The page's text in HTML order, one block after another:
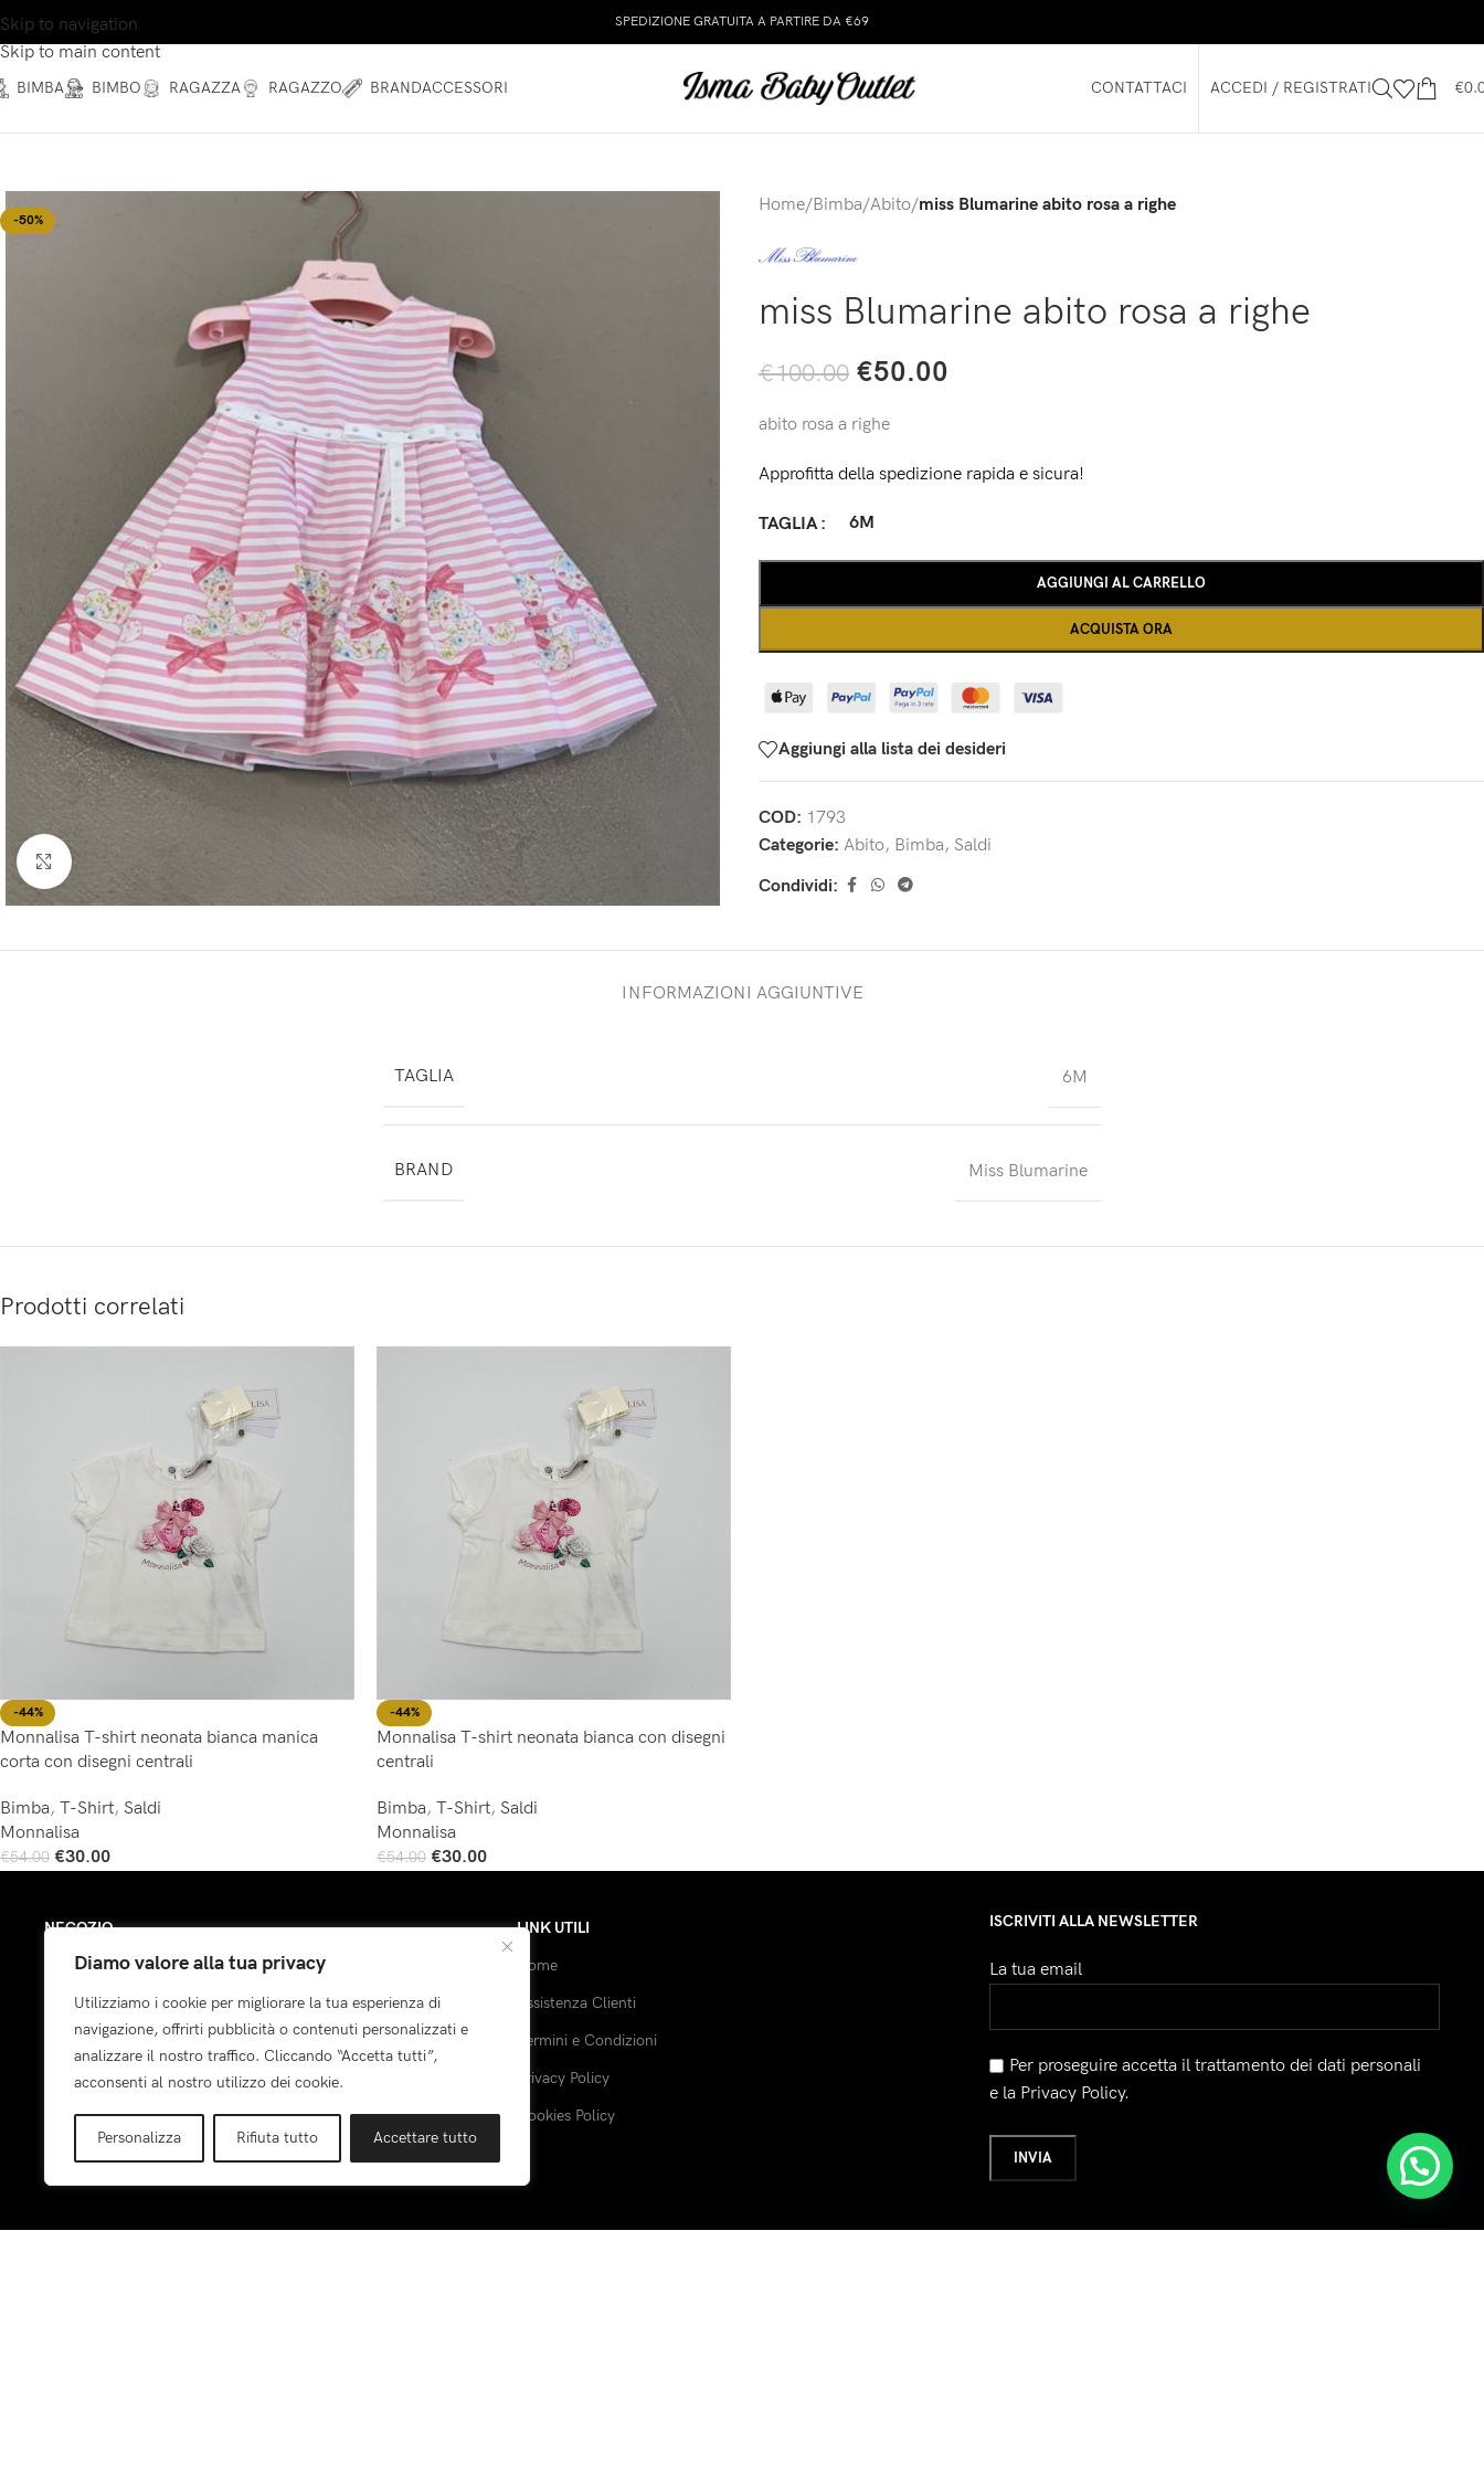
Diamo valore alla tua privacy
Utilizziamo i cookie per migliorare la tua esperienza di
navigazione, offrirti pubblicità o contenuti personalizzati e
analizzare il nostro traffico. Cliccando “Accetta tutti”,
acconsenti al nostro utilizzo dei cookie.
Personalizza Rifiuta tutto Accettare tutto
Skip to navigation
Skip to main content
SPEDIZIONE GRATUITA A PARTIRE DA €69
BIMBA BIMBO RAGAZZA RAGAZZO BRANDACCESSORI CONTATTACI ACCEDI / REGISTRATI €
-50%
Click to enlarge
Home/Bimba/Abito/miss Blumarine abito rosa a righe
miss Blumarine abito rosa a righe
€100.00 €50.00
abito rosa a righe
Approfitta della spedizione rapida e sicura!
TAGLIA 6M
AGGIUNGI AL CARRELLO
ACQUISTA ORA
Aggiungi alla lista dei desideri
COD: 1793
Categorie: Abito, Bimba, Saldi
Condividi:
INFORMAZIONI AGGIUNTIVE
TAGLIA 6M
BRAND Miss Blumarine
Prodotti correlati
-44%
Monnalisa T-shirt neonata bianca manica
corta con disegni centrali
Bimba, T-Shirt, Saldi
Monnalisa
€54.00 €30.00
-44%
Monnalisa T-shirt neonata bianca con disegni
centrali
Bimba, T-Shirt, Saldi
Monnalisa
€54.00 €30.00
NEGOZIO
Bimba
Bimbo
Ragazza
Ragazzo
Visita i Brand
LINK UTILI
Home
Assistenza Clienti
Termini e Condizioni
Privacy Policy
Cookies Policy
ISCRIVITI ALLA NEWSLETTER
La tua email
Per proseguire accetta il trattamento dei dati personali
e la Privacy Policy.